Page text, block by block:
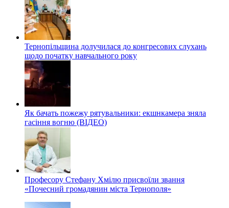
Тернопільщина долучилася до конгресових слухань
щодо початку навчального року
Як бачать пожежу рятувальники: екшнкамера зняла
гасіння вогню (ВІДЕО)
Професору Стефану Хмілю присвоїли звання
«Почесний громадянин міста Тернополя»